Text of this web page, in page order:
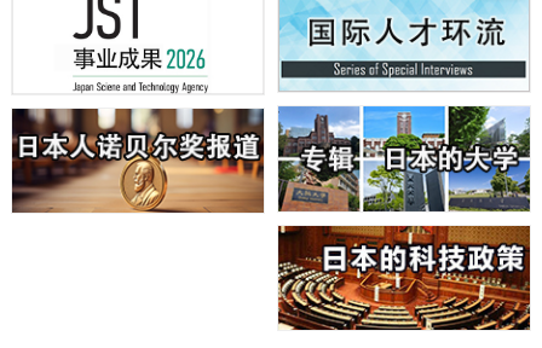
【AI法下篇】如何应对AI的不可控性——中央大学平野晋教授专访
科学研究
日本学术会议：为保持土壤健康应采取哪些措施？探讨土壤保护与强化
的具体对策
科学研究
大阪大学开发基于水氢键网络的温度预测新方法，AI从分子排列信息中
高精度解读
经济・社会
【AI法上篇】如何对“将人生交给AI”保持危机感——中央大学平野晋教
庆应义塾大学阐明脑内“游击手”小胶质细胞包裹保护受损神经细胞的机
制，有望用于开发阿尔茨海默病等疾病疗法